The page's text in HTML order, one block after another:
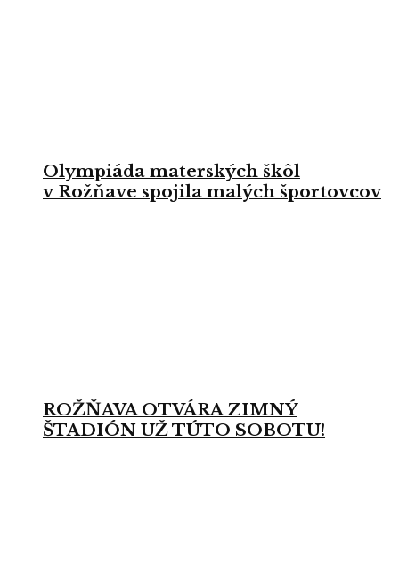
Olympiáda materských škôl
v Rožňave spojila malých športovcov
ROŽŇAVA OTVÁRA ZIMNÝ
ŠTADIÓN UŽ TÚTO SOBOTU!